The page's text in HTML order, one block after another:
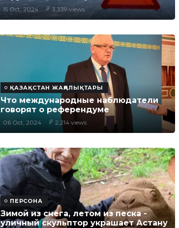
15 Oct, 2024 3,339 views
ҚАЗАҚСТАН ЖАҢАЛЫҚТАРЫ
Что международные наблюдатели
говорят о референдуме
06 Oct, 2024 2,214 views
ПЕРСОНА
Зимой из снега, летом из песка -
уличный скульптор украшает Астану